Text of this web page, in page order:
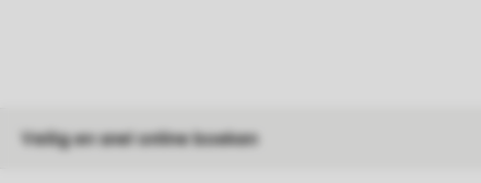
Veilig en snel online boeken